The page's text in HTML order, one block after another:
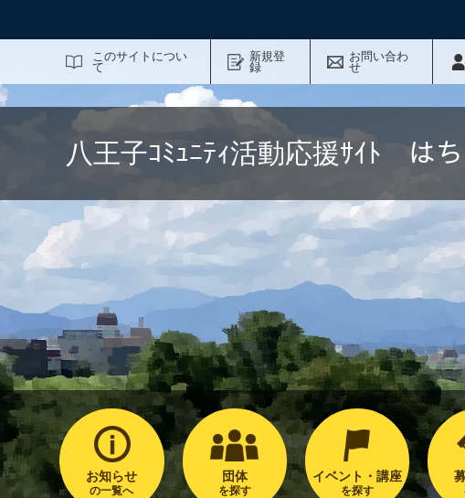
このサイトについ
て
新規登
録
お問い合わ
せ
八王子ｺﾐｭﾆﾃｨ活動応援ｻｲﾄ は
お知らせ
の一覧へ
団体
を探す
イベント・講座
を探す